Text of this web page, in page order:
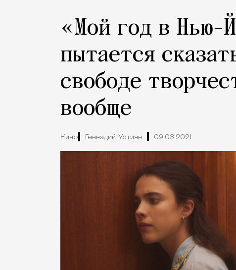
«Мой год в Нью-
пытается
свободе
вообще
Кино Геннадий Устиян 09.03.2021